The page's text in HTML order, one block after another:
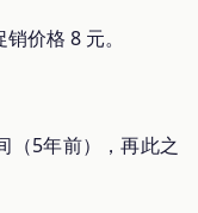
价格 8 元。
（5年前），再此之